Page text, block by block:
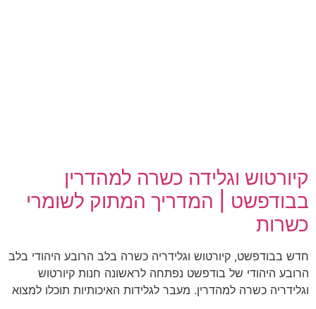
קיורטוש וגלידה כשרה למהדרין
בבודפשט | המדריך המתוק לשומרי
כשרות
חדש בבודפשט, קיורטוש וגלידריה כשרה בלב הרובע היהודי בלב
הרובע היהודי של בודפשט נפתחה לראשונה חנות קיורטוש
וגלידריה כשרה למהדרין. מעבר לגלידות האיכותיות תוכלו למצוא